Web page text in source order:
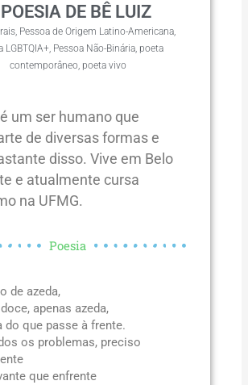
DE BÊ LUIZ
, Pessoa de Origem Latino-Americana,
LGBTQIA+, Pessoa Não-Binária, poeta
contemporâneo, poeta vivo
é um ser humano que
de diversas formas e
disso. Vive em Belo
e atualmente cursa
na UFMG.
Poesia
de azeda,
apenas azeda,
do que passe à frente.
os problemas, preciso
que enfrente